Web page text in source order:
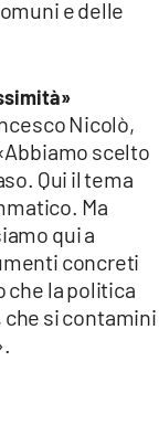
e delle
Nicolò,
scelto
Qui il tema
Ma
qui a
concreti
che la politica
si contamini